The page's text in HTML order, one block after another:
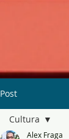
Post
Cultura
Alex Fraga